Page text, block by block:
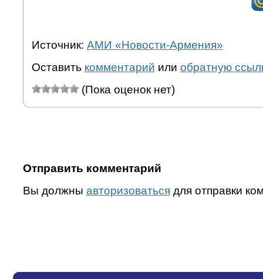
Источник: АМИ «Новости-Армения»
Оставить комментарий или обратную
(Пока оценок нет)
Отправить комментарий
Вы должны авторизоваться для отправки